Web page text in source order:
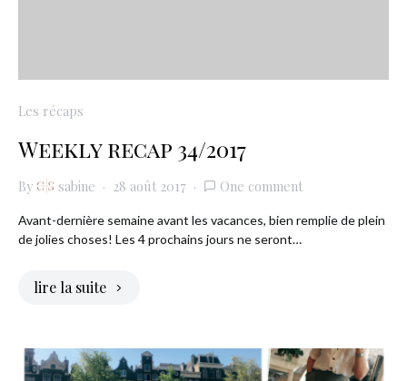
Les récaps
Weekly recap 34/2017
By sabine 28 août 2017 One comment
Avant-dernière semaine avant les vacances, bien remplie de plein
de jolies choses! Les 4 prochains jours ne seront…
lire la suite